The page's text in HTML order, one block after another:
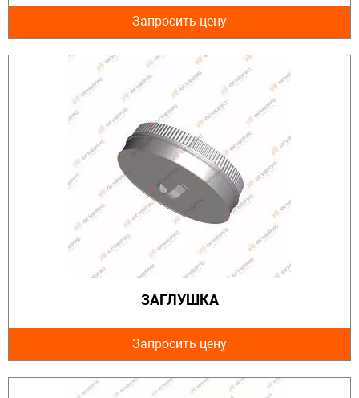
Запросить цену
ЗАГЛУШКА
Запросить цену